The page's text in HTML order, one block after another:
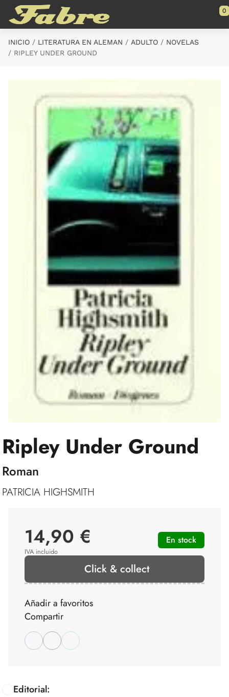
Saltar al contenido principal
0
INICIO LITERATURA EN ALEMAN ADULTO
NOVELAS
RIPLEY UNDER GROUND
Ripley Under Ground
Roman
PATRICIA HIGHSMITH
Editorial:
14,90 €
IVA incluido
En stock
Click & collect
Añadir a favoritos
Compartir